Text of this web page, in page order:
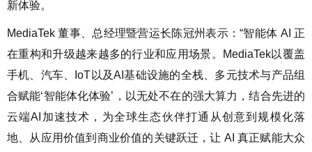
新体验。
MediaTek 董事、总经理暨营运长陈冠州表示：“智能体 AI 正
在重构和升级越来越多的行业和应用场景。MediaTek以覆盖
手机、汽车、IoT以及AI基础设施的全栈、多元技术与产品组
合赋能‘智能体化体验’，以无处不在的强大算力，结合先进的
云端AI加速技术，为全球生态伙伴打通从创意到规模化落
地、从应用价值到商业价值的关键跃迁，让 AI 真正赋能大众